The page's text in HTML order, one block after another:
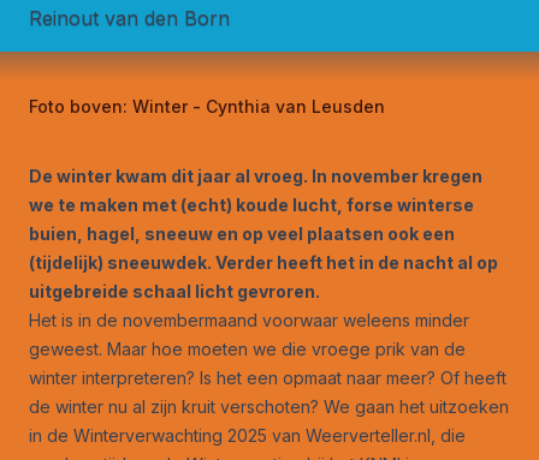
Reinout van den Born
Foto boven: Winter - Cynthia van Leusden
De winter kwam dit jaar al vroeg. In november kregen
we te maken met (echt) koude lucht, forse winterse
buien, hagel, sneeuw en op veel plaatsen ook een
(tijdelijk) sneeuwdek. Verder heeft het in de nacht al op
uitgebreide schaal licht gevroren.
Het is in de novembermaand voorwaar weleens minder
geweest. Maar hoe moeten we die vroege prik van de
winter interpreteren? Is het een opmaat naar meer? Of heeft
de winter nu al zijn kruit verschoten? We gaan het uitzoeken
in de Winterverwachting 2025 van Weerverteller.nl, die